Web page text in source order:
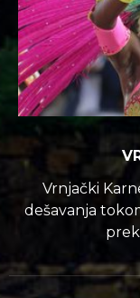
Vrnjački
dešavanja